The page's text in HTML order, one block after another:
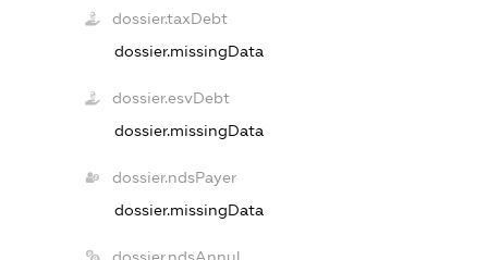
dossier.taxDebt
dossier.missingData
dossier.esvDebt
dossier.missingData
dossier.ndsPayer
dossier.missingData